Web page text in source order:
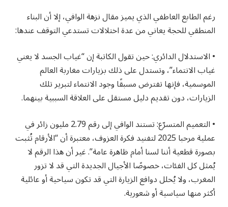
رغم الطابع العاطفي الذي يميز مقال نزهة الوافي، إلا أن البناء
المنطقي للحجة يعاني من عدة اختلالات تستدعي التوقف عندها:
• الاستدلال الدائري: حين تقول الكاتبة إن “غياب الجسد لا يعني
غياب الانتماء”، وتستدل على ذلك بزيارات مغاربة العالم
الموسمية، فإنها تفترض مسبقًا وجود الانتماء لتبرير تلك
الزيارات، دون تقديم دليل مستقل على العلاقة السببية بينهما.
• التعميم المتسرّع: تستند الوافي إلى رقم 2.79 مليون زائر في
عملية مرحبا 2025 لتفنيد فكرة العزوف، معتبرة أن “الأرقام تُثبت
بصورة قطعية أننا لسنا أمام ظاهرة عامة”. غير أن هذا الرقم لا
يُمثل كل الفئات، خصوصًا الأجيال الجديدة التي قد لا تزور
المغرب، ولا يُحلل دوافع الزيارة التي قد تكون سياحية أو عائلية
أكثر منها سياسية أو شعورية.